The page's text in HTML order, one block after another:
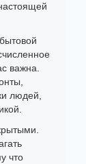
важна.
людей,
что